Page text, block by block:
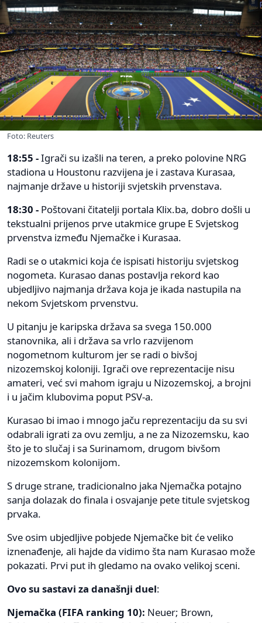
Foto: Reuters
18:55 -Igrači su izašli na teren, a preko polovine NRG
stadiona u Houstonu razvijena je i zastava Kurasaa,
najmanje države u historiji svjetskih prvenstava.
18:30 - Poštovani čitatelji portala Klix.ba, dobro došli u
tekstualni prijenos prve utakmice grupe E Svjetskog
prvenstva između Njemačke i Kurasaa.
Radi se o utakmici koja će ispisati historiju svjetskog
nogometa. Kurasao danas postavlja rekord kao
ubjedljivo najmanja država koja je ikada nastupila na
nekom Svjetskom prvenstvu.
U pitanju je karipska država sa svega 150.000
stanovnika, ali i država sa vrlo razvijenom
nogometnom kulturom jer se radi o bivšoj
nizozemskoj koloniji. Igrači ove reprezentacije nisu
amateri, već svi mahom igraju u Nizozemskoj, a brojni
i u jačim klubovima poput PSV-a.
Kurasao bi imao i mnogo jaču reprezentaciju da su svi
odabrali igrati za ovu zemlju, a ne za Nizozemsku, kao
što je to slučaj i sa Surinamom, drugom bivšom
nizozemskom kolonijom.
S druge strane, tradicionalno jaka Njemačka potajno
sanja dolazak do finala i osvajanje pete titule svjetskog
prvaka.
Sve osim ubjedljive pobjede Njemačke bit će veliko
iznenađenje, ali hajde da vidimo šta nam Kurasao može
pokazati. Prvi put ih gledamo na ovako velikoj sceni.
Ovo su sastavi za današnji duel:
Njemačka (FIFA ranking 10): Neuer; Brown,